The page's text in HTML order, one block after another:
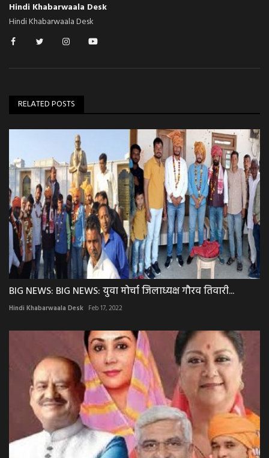
Hindi Khabarwaala Desk
Hindi Khabarwaala Desk
RELATED POSTS
BIG NEWS: BIG NEWS: युवा मोर्चा जिलाध्यक्ष गौरव तिवारी...
Hindi Khabarwaala Desk Feb 17, 2022